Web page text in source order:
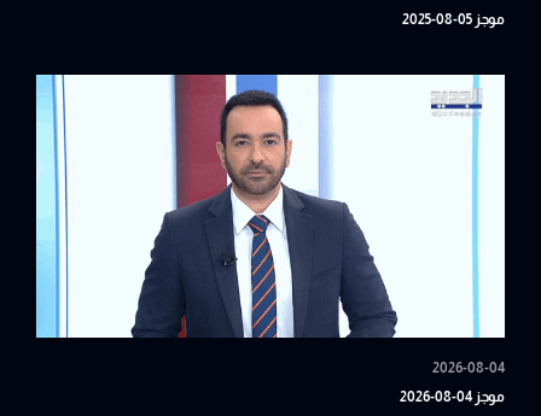
موجز 05-08-2025
2026-08-04
موجز 04-08-2026